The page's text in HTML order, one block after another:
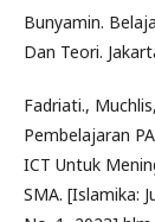
Bunyamin.
Dan Teori.
Fadriati.,
Pembelajaran
ICT Untuk
SMA. [Islamika: